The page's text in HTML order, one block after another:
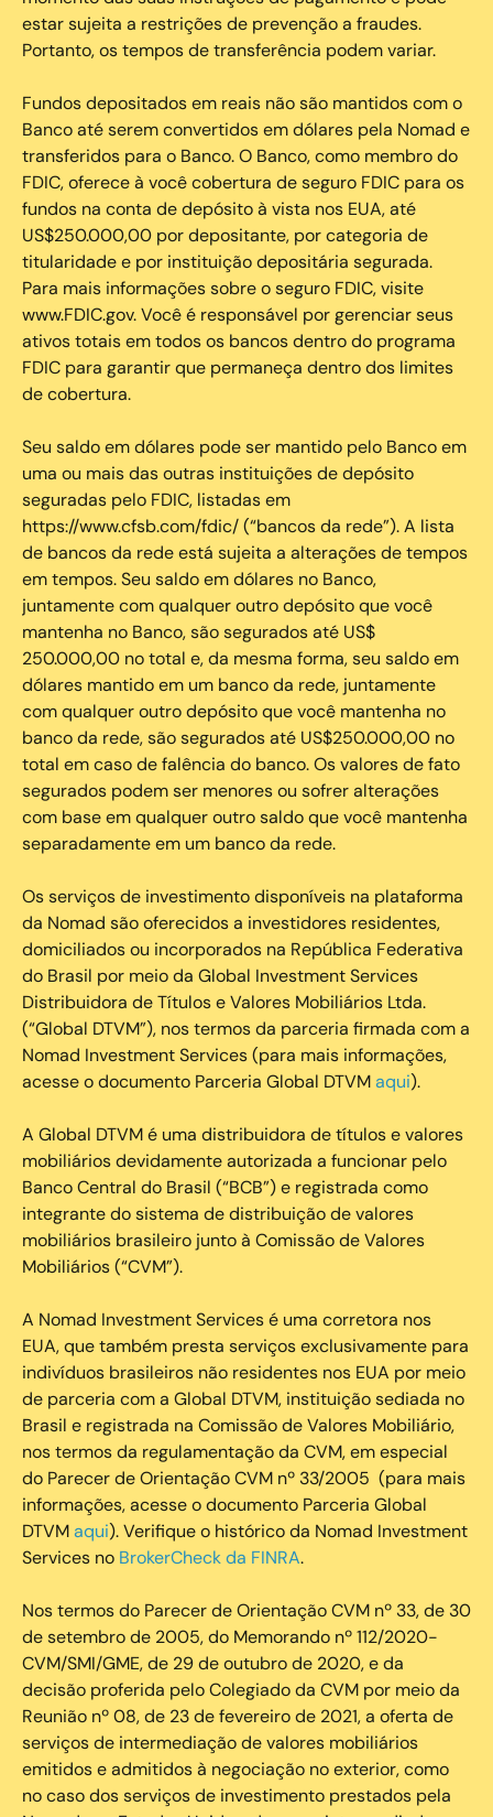
estar sujeita a restrições de prevenção a fraudes.
Portanto, os tempos de transferência podem variar.
Fundos depositados em reais não são mantidos com o
Banco até serem convertidos em dólares pela Nomad e
transferidos para o Banco. O Banco, como membro do
FDIC, oferece à você cobertura de seguro FDIC para os
fundos na conta de depósito à vista nos EUA, até
US$250.000,00 por depositante, por categoria de
titularidade e por instituição depositária segurada.
Para mais informações sobre o seguro FDIC, visite
www.FDIC.gov. Você é responsável por gerenciar seus
ativos totais em todos os bancos dentro do programa
FDIC para garantir que permaneça dentro dos limites
de cobertura.
Seu saldo em dólares pode ser mantido pelo Banco em
uma ou mais das outras instituições de depósito
seguradas pelo FDIC, listadas em
https://www.cfsb.com/fdic/ (“bancos da rede”). A lista
de bancos da rede está sujeita a alterações de tempos
em tempos. Seu saldo em dólares no Banco,
juntamente com qualquer outro depósito que você
mantenha no Banco, são segurados até US$
250.000,00 no total e, da mesma forma, seu saldo em
dólares mantido em um banco da rede, juntamente
com qualquer outro depósito que você mantenha no
banco da rede, são segurados até US$250.000,00 no
total em caso de falência do banco. Os valores de fato
segurados podem ser menores ou sofrer alterações
com base em qualquer outro saldo que você mantenha
separadamente em um banco da rede.
Os serviços de investimento disponíveis na plataforma
da Nomad são oferecidos a investidores residentes,
domiciliados ou incorporados na República Federativa
do Brasil por meio da Global Investment Services
Distribuidora de Títulos e Valores Mobiliários Ltda.
(“Global DTVM”), nos termos da parceria firmada com a
Nomad Investment Services (para mais informações,
acesse o documento Parceria Global DTVMaqui).
A Global DTVM é uma distribuidora de títulos e valores
mobiliários devidamente autorizada a funcionar pelo
Banco Central do Brasil (“BCB”) e registrada como
integrante do sistema de distribuição de valores
mobiliários brasileiro junto à Comissão de Valores
Mobiliários (“CVM”).
‍A Nomad Investment Services é uma corretora nos
EUA, que também presta serviços exclusivamente para
indivíduos brasileiros não residentes nos EUA por meio
de parceria com a Global DTVM, instituição sediada no
Brasil e registrada na Comissão de Valores Mobiliário,
nos termos da regulamentação da CVM, em especial
do Parecer de Orientação CVM nº 33/2005 (para mais
informações, acesse o documento Parceria Global
DTVMaqui). Verifique o histórico da Nomad Investment
Services no BrokerCheck da FINRA.
Nos termos do Parecer de Orientação CVM nº 33, de 30
de setembro de 2005, do Memorando nº 112/2020-
CVM/SMI/GME, de 29 de outubro de 2020, e da
decisão proferida pelo Colegiado da CVM por meio da
Reunião nº 08, de 23 de fevereiro de 2021, a oferta de
serviços de intermediação de valores mobiliários
emitidos e admitidos à negociação no exterior, como
no caso dos serviços de investimento prestados pela